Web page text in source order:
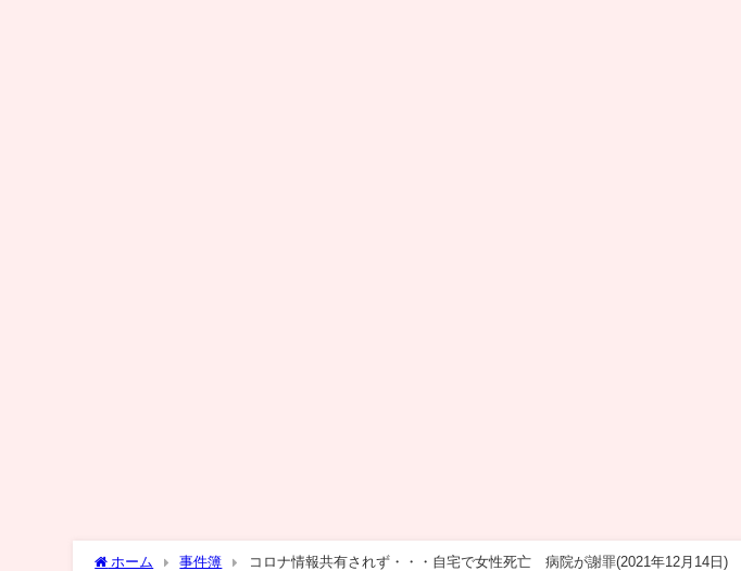
ホーム 事件簿 コロナ情報共有されず・・・自宅で女性死亡 病院が謝罪(2021年12月14日)